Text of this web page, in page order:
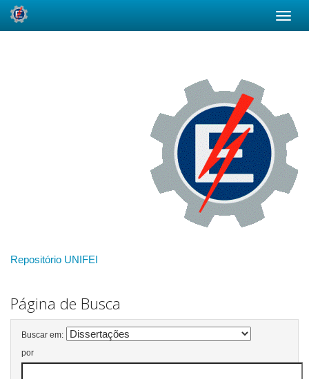
Repositório UNIFEI
Página de Busca
Buscar em:
por